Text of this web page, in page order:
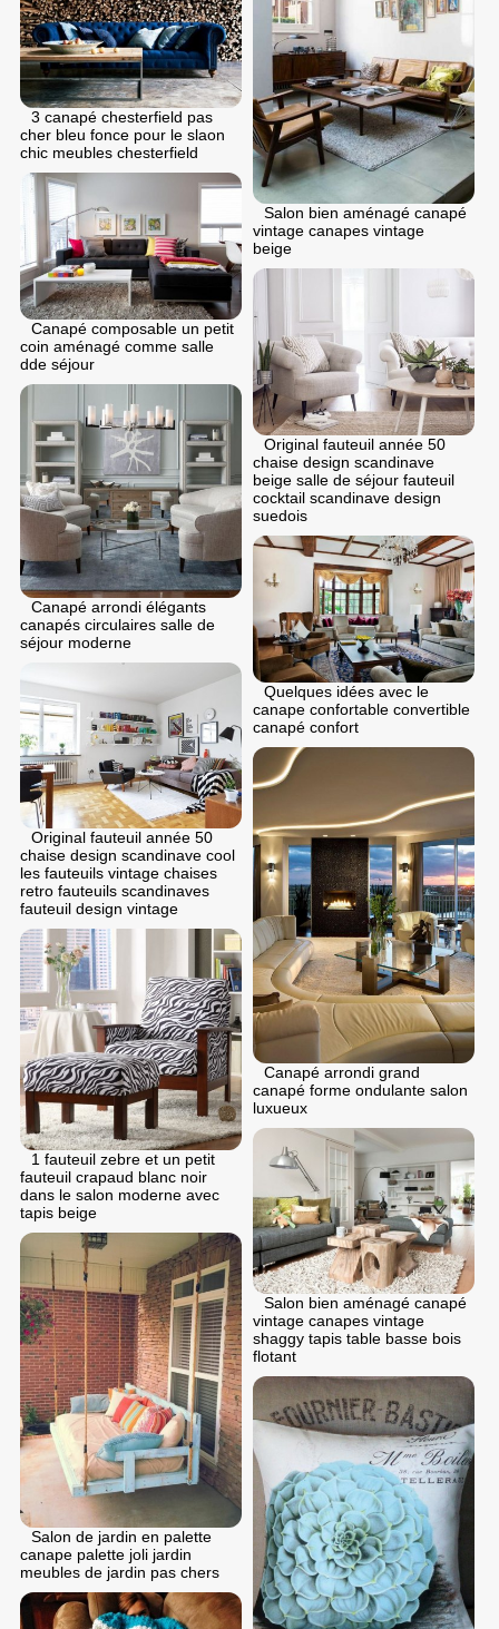
Salon bien aménagé canapé
vintage canapes vintage
beige
3 canapé chesterfield pas
cher bleu fonce pour le slaon
chic meubles chesterfield
Canapé composable un petit
coin aménagé comme salle
dde séjour
Original fauteuil année 50
chaise design scandinave
beige salle de séjour fauteuil
cocktail scandinave design
suedois
Canapé arrondi élégants
canapés circulaires salle de
séjour moderne
Quelques idées avec le
canape confortable convertible
canapé confort
Original fauteuil année 50
chaise design scandinave cool
les fauteuils vintage chaises
retro fauteuils scandinaves
fauteuil design vintage
Canapé arrondi grand
canapé forme ondulante salon
luxueux
1 fauteuil zebre et un petit
fauteuil crapaud blanc noir
dans le salon moderne avec
tapis beige
Salon bien aménagé canapé
vintage canapes vintage
shaggy tapis table basse bois
flotant
Salon de jardin en palette
canape palette joli jardin
meubles de jardin pas chers